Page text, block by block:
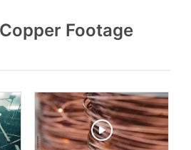
Footage